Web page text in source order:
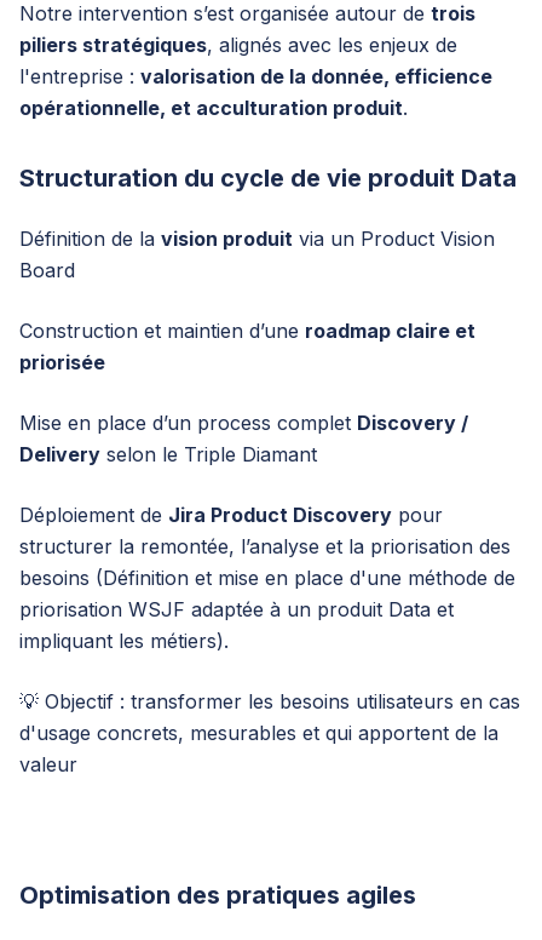
Notre intervention s’est organisée autour de trois
piliers stratégiques, alignés avec les enjeux de
l'entreprise : valorisation de la donnée, efficience
opérationnelle, et acculturation produit.
Structuration du cycle de vie produit Data
Définition de la vision produit via un Product Vision
Board
Construction et maintien d’une roadmap claire et
priorisée
Mise en place d’un process complet Discovery /
Delivery selon le Triple Diamant
Déploiement de Jira Product Discovery pour
structurer la remontée, l’analyse et la priorisation des
besoins (Définition et mise en place d'une méthode de
priorisation WSJF adaptée à un produit Data et
impliquant les métiers).
💡 Objectif : transformer les besoins utilisateurs en cas
d'usage concrets, mesurables et qui apportent de la
valeur
Optimisation des pratiques agiles